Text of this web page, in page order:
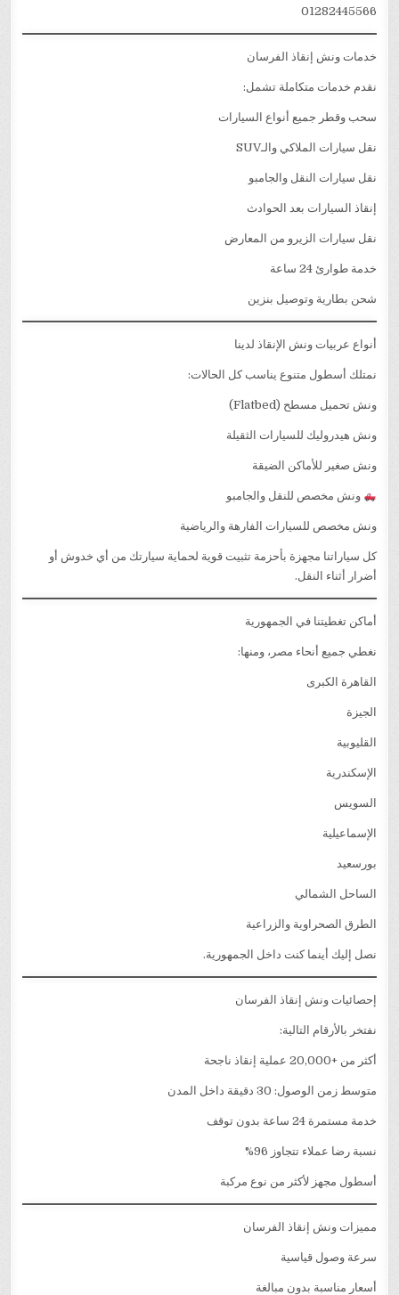
01282445566
خدمات ونش إنقاذ الفرسان
نقدم خدمات متكاملة تشمل:
سحب وقطر جميع أنواع السيارات
نقل سيارات الملاكي والـSUV
نقل سيارات النقل والجامبو
إنقاذ السيارات بعد الحوادث
نقل سيارات الزيرو من المعارض
خدمة طوارئ 24 ساعة
شحن بطارية وتوصيل بنزين
أنواع عربيات ونش الإنقاذ لدينا
نمتلك أسطول متنوع يناسب كل الحالات:
ونش تحميل مسطح (Flatbed)
ونش هيدروليك للسيارات الثقيلة
ونش صغير للأماكن الضيقة
ونش مخصص للنقل والجامبو
ونش مخصص للسيارات الفارهة والرياضية
كل سياراتنا مجهزة بأحزمة تثبيت قوية لحماية سيارتك من أي خدوش أو
أضرار أثناء النقل.
أماكن تغطيتنا في الجمهورية
نغطي جميع أنحاء مصر، ومنها:
القاهرة الكبرى
الجيزة
القليوبية
الإسكندرية
السويس
الإسماعيلية
بورسعيد
الساحل الشمالي
الطرق الصحراوية والزراعية
نصل إليك أينما كنت داخل الجمهورية.
إحصائيات ونش إنقاذ الفرسان
نفتخر بالأرقام التالية:
أكثر من +20,000 عملية إنقاذ ناجحة
متوسط زمن الوصول: 30 دقيقة داخل المدن
خدمة مستمرة 24 ساعة بدون توقف
نسبة رضا عملاء تتجاوز 96%
أسطول مجهز لأكثر من نوع مركبة
مميزات ونش إنقاذ الفرسان
سرعة وصول قياسية
أسعار مناسبة بدون مبالغة